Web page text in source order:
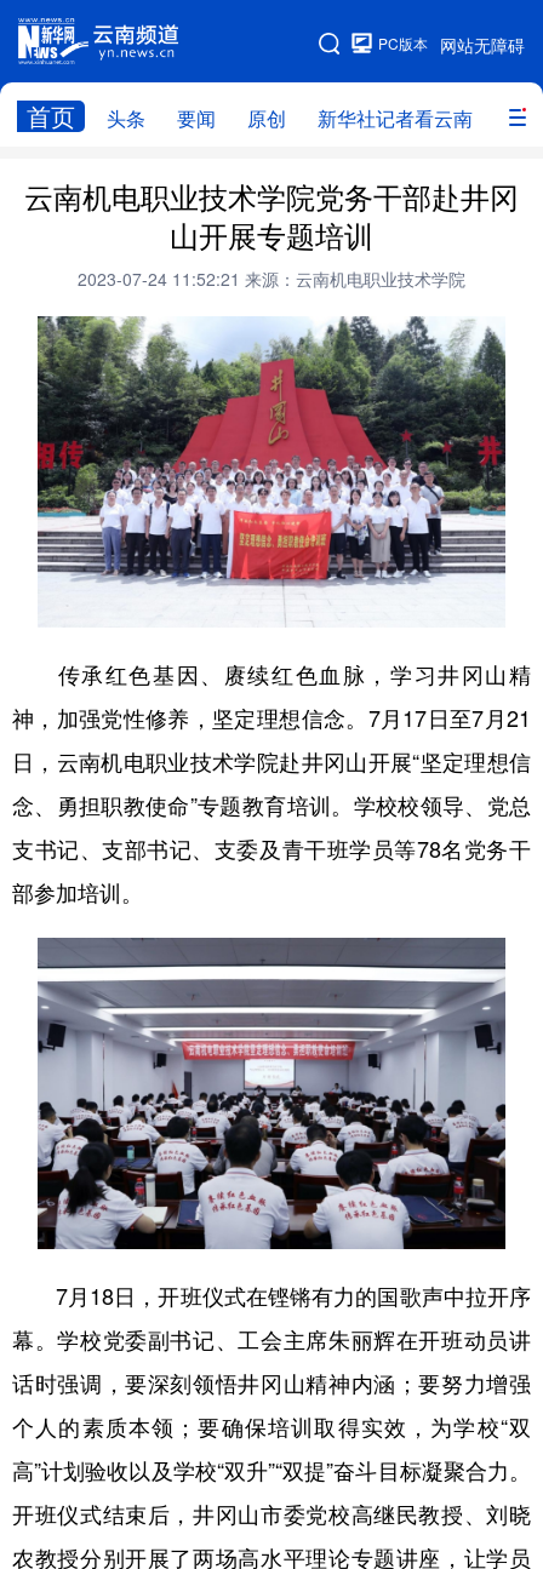
网站无障碍
PC版本
首页 头条 要闻 原创 新华社记者看云南 政务
网站地图
头条 云南要闻 本网原创
政务
廉政 云南省领导报道集 旅游
教育
州市
社会
图片
经济 服务 云南故事
云南青年说 趣看文物
云南机电职业技术学院党务干部赴井冈
山开展专题培训
2023-07-24 11:52:21 来源：云南机电职业技术学院
传承红色基因、赓续红色血脉，学习井冈山精
神，加强党性修养，坚定理想信念。7月17日至7月21
日，云南机电职业技术学院赴井冈山开展“坚定理想信
念、勇担职教使命”专题教育培训。学校校领导、党总
支书记、支部书记、支委及青干班学员等78名党务干
部参加培训。
7月18日，开班仪式在铿锵有力的国歌声中拉开序
幕。学校党委副书记、工会主席朱丽辉在开班动员讲
话时强调，要深刻领悟井冈山精神内涵；要努力增强
个人的素质本领；要确保培训取得实效，为学校“双
高”计划验收以及学校“双升”“双提”奋斗目标凝聚合力。
开班仪式结束后，井冈山市委党校高继民教授、刘晓
农教授分别开展了两场高水平理论专题讲座，让学员